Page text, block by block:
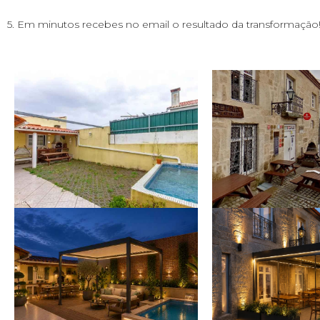
5. Em minutos recebes no email o resultado da transformação!